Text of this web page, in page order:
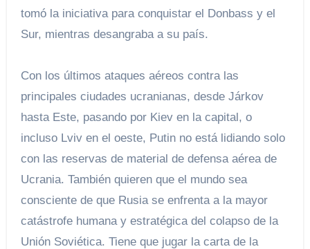
tomó la iniciativa para conquistar el Donbass y el
Sur, mientras desangraba a su país.
Con los últimos ataques aéreos contra las
principales ciudades ucranianas, desde Járkov
hasta Este, pasando por Kiev en la capital, o
incluso Lviv en el oeste, Putin no está lidiando solo
con las reservas de material de defensa aérea de
Ucrania. También quieren que el mundo sea
consciente de que Rusia se enfrenta a la mayor
catástrofe humana y estratégica del colapso de la
Unión Soviética. Tiene que jugar la carta de la